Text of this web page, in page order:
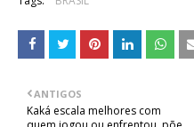
ANTIGOS
Kaká escala melhores com